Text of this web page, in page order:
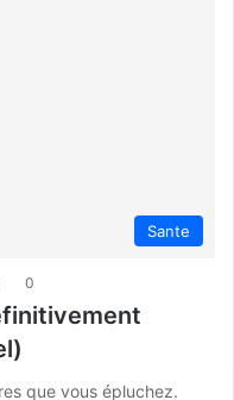
Sante
0
que vous épluchez.